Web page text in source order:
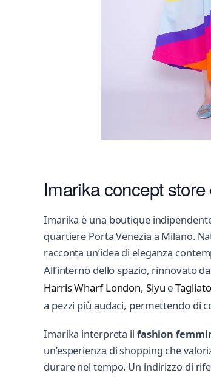
Imarika concept
Imarika è una boutique
quartiere Porta Venezia a Milano.
racconta un’idea di eleganza
All’interno dello spazio, rinnovato
Harris Wharf London, Siyu e
a pezzi più audaci, permettendo di
Imarika interpreta il fashion
un’esperienza di shopping che
durare nel tempo. Un indirizzo di